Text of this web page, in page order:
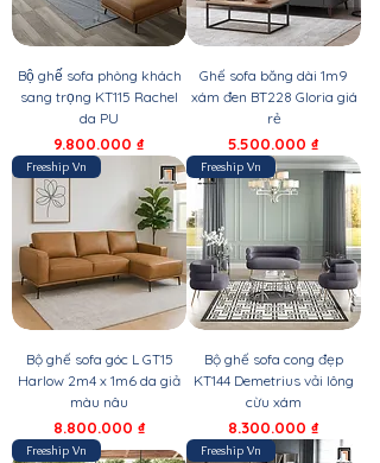
Bộ ghế sofa phòng khách
sang trọng KT115 Rachel
da PU
Giá
9.800.000 ₫
Ghế sofa băng dài 1m9
xám đen BT228 Gloria giá
rẻ
Giá
5.500.000 ₫
Freeship Vn
Bộ ghế sofa góc L GT15
Harlow 2m4 x 1m6 da giả
màu nâu
Giá
8.800.000 ₫
Freeship Vn
Bộ ghế sofa cong đẹp
KT144 Demetrius vải lông
cừu xám
Giá
8.300.000 ₫
Freeship Vn Freeship Vn